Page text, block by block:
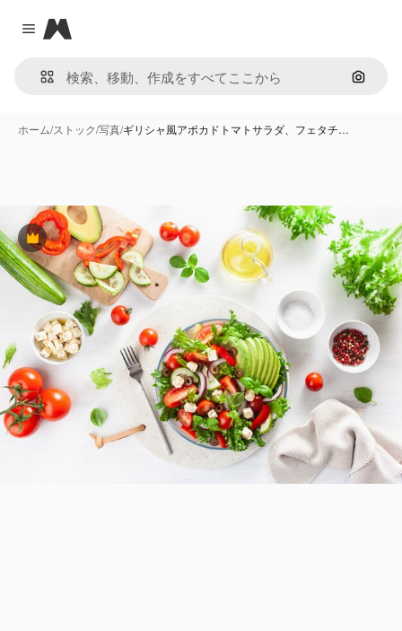
Close menu
Magnific
画像で
ホーム/ストック/写真/ギリシャ風アボカドトマトサラダ、フェタチ…
Premium